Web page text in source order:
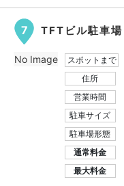
7 TFTビル駐車場
スポットまで
住所
営業時間
駐車サイズ
駐車場形態
通常料金
最大料金
No Image